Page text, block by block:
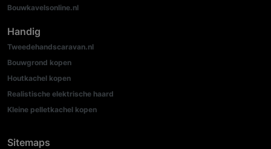
Bouwkavelsonline.nl
Handig
Tweedehandscaravan.nl
Bouwgrond kopen
Houtkachel kopen
Realistische elektrische haard
Kleine pelletkachel kopen
Sitemaps